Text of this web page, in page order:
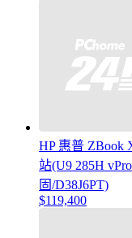
HP 惠普 ZBook
站(U9 285H
固/D38J6PT)
$119,400